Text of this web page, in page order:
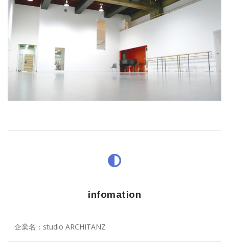
infomation
企業名：studio ARCHITANZ